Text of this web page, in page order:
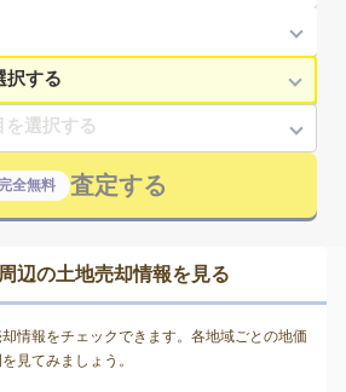
完全無料 査定する
辺の土地売却情報を見る
情報をチェックできます。各地域ごとの地価
見てみましょう。